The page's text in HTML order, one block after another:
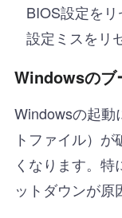
BIOS設定をリ
設定ミスをリ
Windowsのブ
Windowsの起動
トファイル）
くなります。
ットダウンが原